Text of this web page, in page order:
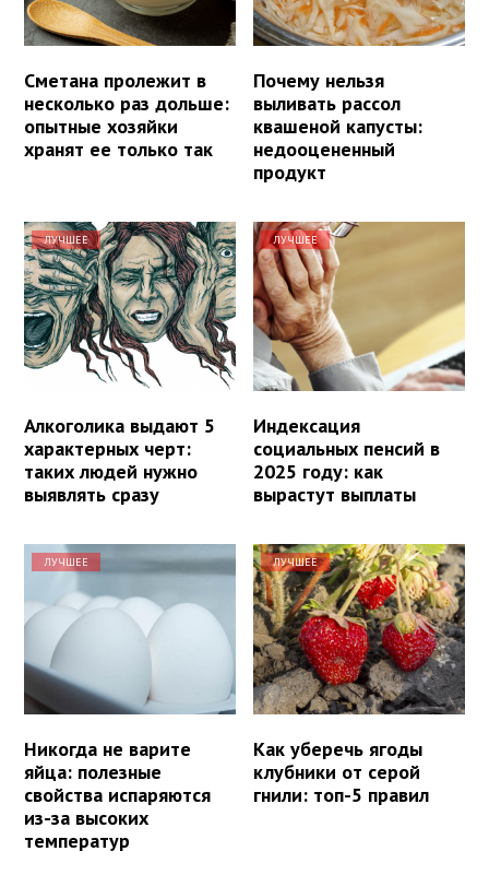
Сметана пролежит в
несколько раз дольше:
опытные хозяйки
хранят ее только так
Почему нельзя
выливать рассол
квашеной капусты:
недооцененный
продукт
ЛУЧШЕЕ
Алкоголика выдают 5
характерных черт:
таких людей нужно
выявлять сразу
ЛУЧШЕЕ
Индексация
социальных пенсий в
2025 году: как
вырастут выплаты
ЛУЧШЕЕ
Никогда не варите
яйца: полезные
свойства испаряются
из-за высоких
температур
ЛУЧШЕЕ
Как уберечь ягоды
клубники от серой
гнили: топ-5 правил